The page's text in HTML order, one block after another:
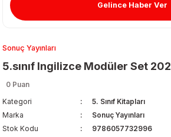
& Matara
Sonuç Yayınları
5.sınıf Ingilizce Modüler Set
0 Puan
Kategori
5. Sınıf Kitapları
Marka
Sonuç Yayınları
Stok Kodu
9786057732996
Gelince Haber Ver